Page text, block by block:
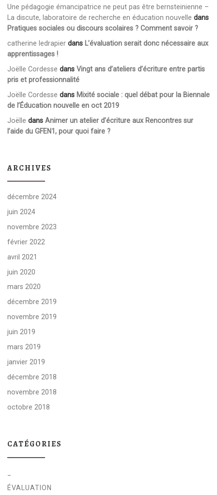
Une pédagogie émancipatrice ne peut pas être bernsteinienne –
La discute, laboratoire de recherche en éducation nouvelle dans
Pratiques sociales ou discours scolaires ? Comment savoir ?
catherine ledrapier dans L’évaluation serait donc nécessaire aux
apprentissages !
Joëlle Cordesse dans Vingt ans d’ateliers d’écriture entre partis
pris et professionnalité
Joëlle Cordesse dans Mixité sociale : quel débat pour la Biennale
de l’Éducation nouvelle en oct 2019
Joëlle dans Animer un atelier d’écriture aux Rencontres sur
l’aide du GFEN1, pour quoi faire ?
ARCHIVES
décembre 2024
juin 2024
novembre 2023
février 2022
avril 2021
juin 2020
mars 2020
décembre 2019
novembre 2019
juin 2019
mars 2019
janvier 2019
décembre 2018
novembre 2018
octobre 2018
CATÉGORIES
ÉVALUATION